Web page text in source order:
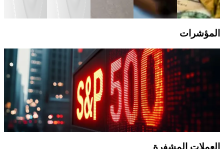
المؤشرات
Jan 27, 2025
ما هي أكثر المؤشرات تداولًا في عام 2024؟
تستعرض هذه المقالة أبرز مؤشرات الأسهم الأكثر تداولًا عالميًا خلال
دليل التداول المؤشرات
العملات المشفرة